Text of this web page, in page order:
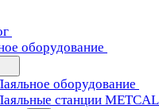
оборудование
оборудование
станции METCAL